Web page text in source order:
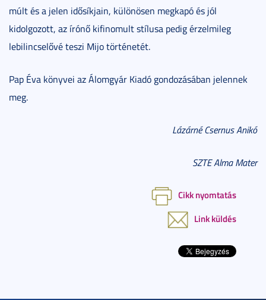
múlt és a jelen idősíkjain, különösen megkapó és jól
kidolgozott, az írónő kifinomult stílusa pedig érzelmileg
lebilincselővé teszi Mijo történetét.
Pap Éva könyvei az Álomgyár Kiadó gondozásában jelennek
meg.
Lázárné Csernus Anikó
SZTE Alma Mater
Cikk nyomtatás
Link küldés